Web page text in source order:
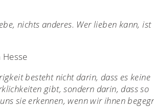
nichts anderes. Wer lieben kann, ist
besteht nicht darin, dass es keine
gibt, sondern darin, dass so
sie erkennen, wenn wir ihnen